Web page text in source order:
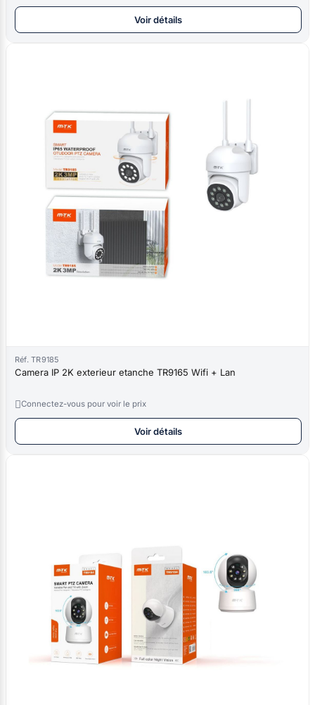
Voir détails
Réf. TR9185
Camera IP 2K exterieur etanche TR9165 Wifi + Lan
Connectez-vous pour voir le prix
Voir détails